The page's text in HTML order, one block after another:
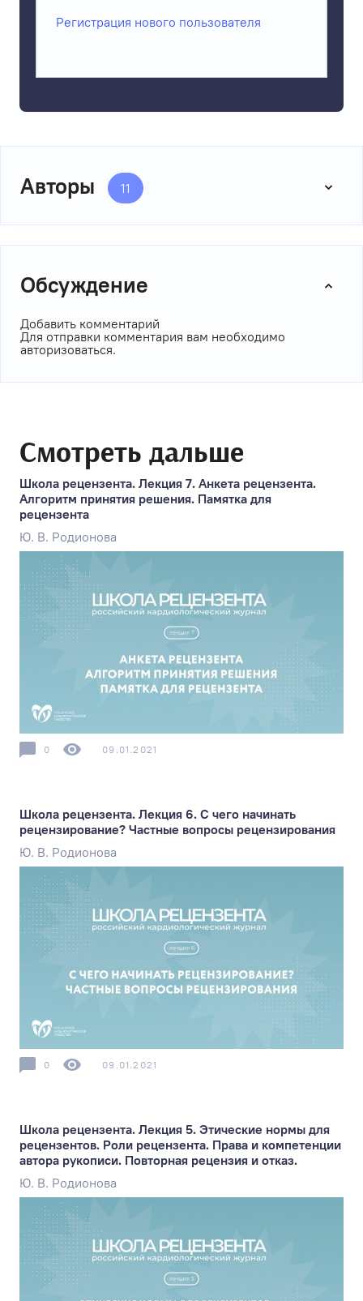
Регистрация нового пользователя
Авторы 11
Обсуждение
Добавить комментарий
Для отправки комментария вам необходимо
авторизоваться.
Смотреть дальше
Школа рецензента. Лекция 7. Анкета рецензента.
Алгоритм принятия решения. Памятка для
рецензента
Ю. В. Родионова
0 09.01.2021
Школа рецензента. Лекция 6. С чего начинать
рецензирование? Частные вопросы рецензирования
Ю. В. Родионова
0 09.01.2021
Школа рецензента. Лекция 5. Этические нормы для
рецензентов. Роли рецензента. Права и компетенции
автора рукописи. Повторная рецензия и отказ.
Ю. В. Родионова